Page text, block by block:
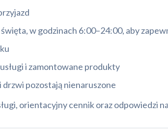
w godzinach 6:00–24:00, aby
i zamontowane produkty
pozostają nienaruszone
orientacyjny cennik oraz odpowiedzi